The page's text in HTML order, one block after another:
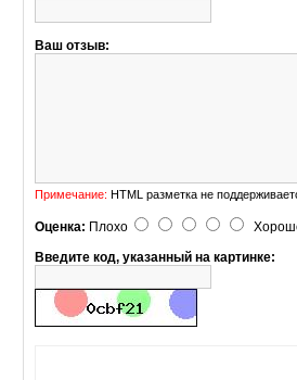
Ваш отзыв:
Примечание: HTML разметка не
Оценка: Плохо
Введите код, указанный на картинке: